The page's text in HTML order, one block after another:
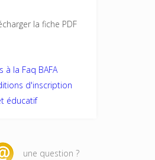
la fiche PDF
à la Faq BAFA
d'inscription
éducatif
une question ?